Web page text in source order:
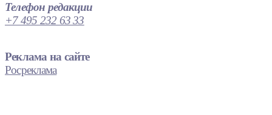
Телефон редакции
+7 495 232 63 33
Реклама на сайте
Росреклама